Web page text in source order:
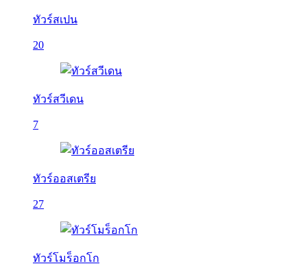
ทัวร์สเปน
20
ทัวร์สวีเดน
7
ทัวร์ออสเตรีย
27
ทัวร์โมร็อกโก